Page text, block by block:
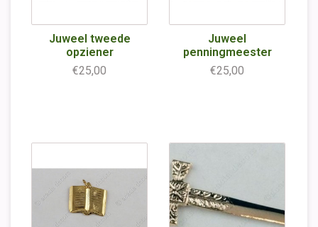
Juweel tweede
opziener
€25,00
Juweel
penningmeester
€25,00